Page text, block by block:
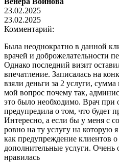
23.02.2025
23.02.2025
Комментарий:
Была неоднократно в данной
врачей и доброжелательности
Однако последний визит
впечатление. Записалась на
взяли деньги за 2 услуги,
мой вопрос почему так,
это было необходимо. Врач при
предупредила о том, что будет
Интересно, а если бы у меня с
ровно на ту услугу на
как предупреждение клиентов о
дополнительные услуги. Очень
нравилась